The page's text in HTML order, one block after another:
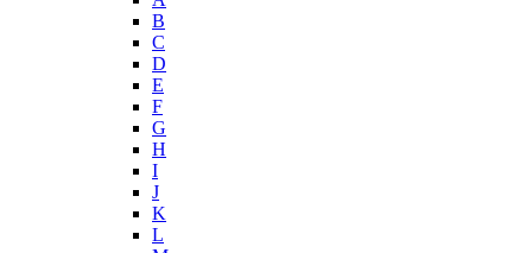
B
C
D
E
F
G
H
I
J
K
L